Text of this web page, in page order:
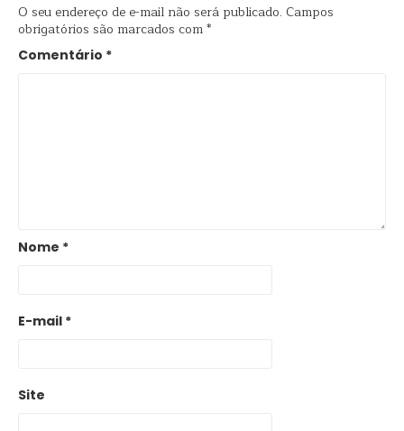
O seu endereço de e-mail não será publicado. Campos
obrigatórios são marcados com*
Comentário *
Nome *
E-mail *
Site